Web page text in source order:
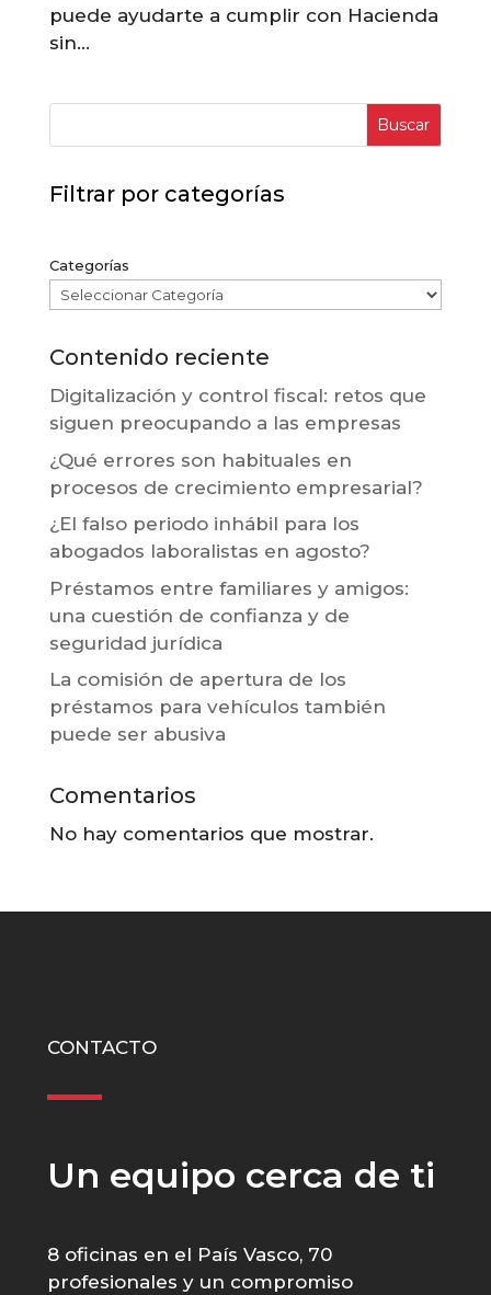
puede ayudarte a cumplir con Hacienda
sin...
Buscar
Filtrar por categorías
Categorías
Contenido reciente
Digitalización y control fiscal: retos que
siguen preocupando a las empresas
¿Qué errores son habituales en
procesos de crecimiento empresarial?
¿El falso periodo inhábil para los
abogados laboralistas en agosto?
Préstamos entre familiares y amigos:
una cuestión de confianza y de
seguridad jurídica
La comisión de apertura de los
préstamos para vehículos también
puede ser abusiva
Comentarios
No hay comentarios que mostrar.
CONTACTO
Un equipo cerca de ti
8 oficinas en el País Vasco, 70
profesionales y un compromiso